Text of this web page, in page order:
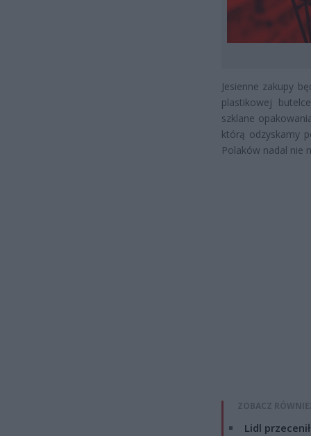
Jesienne zakupy
plastikowej
szklane
którą odzyskamy
Polaków nadal nie
ZOBACZ
Lidl